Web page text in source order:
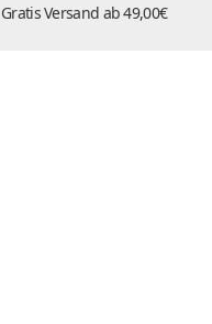
Gratis Versand ab 49,00€